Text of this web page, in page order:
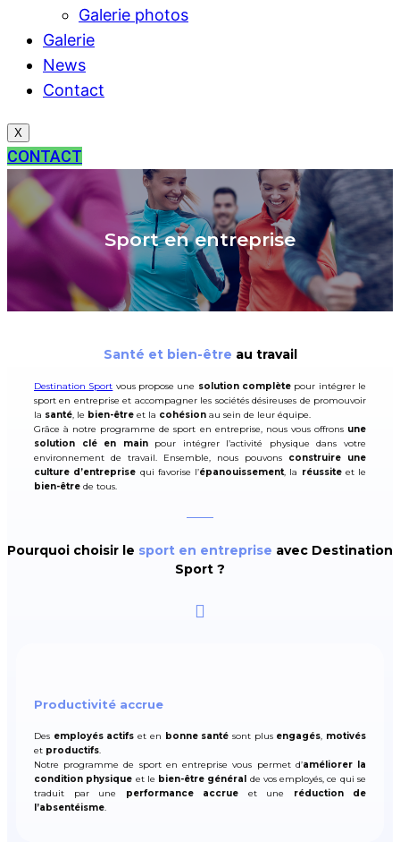
Galerie photos
Galerie
News
Contact
X
CONTACT
Sport en entreprise
Santé et bien-être au travail
Destination Sport vous propose une solution complète pour intégrer le
sport en entreprise et accompagner les sociétés désireuses de promouvoir
la santé, le bien-être et la cohésion au sein de leur équipe.
Grâce à notre programme de sport en entreprise, nous vous offrons une
solution clé en mainpour intégrer l’activité physique dans votre
environnement de travail. Ensemble, nous pouvons construire une
culture d’entreprise qui favorise l’épanouissement, la réussiteet le
bien-être de tous.
Pourquoi choisir le sport en entreprise avec Destination
Sport ?
Productivité accrue
Des employés actifs et en bonne santé sont plus engagés, motivés
et productifs.
Notre programme de sport en entreprise vous permet d’améliorer la
condition physique et le bien-être général
de vos employés, ce qui se
traduit par une
performance accrue et une réduction de
l’absentéisme.